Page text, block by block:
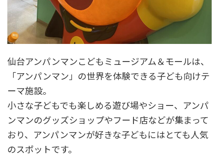
仙台アンパンマンこどもミュージアム＆モールは、
「アンパンマン」の世界を体験できる子ども向けテ
ーマ施設。
小さな子どもでも楽しめる遊び場やショー、アンパ
ンマンのグッズショップやフード店などが集まって
おり、アンパンマンが好きな子どもにはとても人気
のスポットです。